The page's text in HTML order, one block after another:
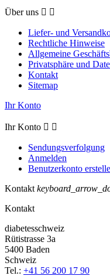
Über uns  
Liefer- und
Rechtliche Hinweise
Allgemeine
Privatsphäre und
Kontakt
Sitemap
Ihr Konto
Ihr Konto  
Sendungsverfolgung
Anmelden
Benutzerkonto
Kontakt
Kontakt
diabetesschweiz
Rütistrasse 3a
5400 Baden
Schweiz
Tel.: +41 56 200 17 90